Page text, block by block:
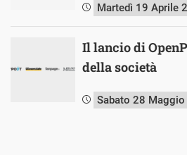
Martedì 19 Aprile
Il lancio di
della società
Sabato 28